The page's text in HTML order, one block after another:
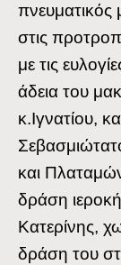
στις
με τις
άδεια του
κ.Ιγνατίου,
και
δράση
Κατερίνης,
δράση του